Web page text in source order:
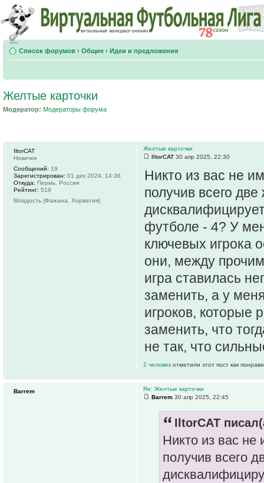
Список форумов ‹ Общие ‹ Идеи и предложения
Желтые карточки
Модератор: Модераторы форума
Желтые карточки
IltorCAT 30 апр 2025, 22:30
Никто из вас не
получив всего
футболе - 4? У
ключевых игрока
они, между
игра ставилась
заменить, а у
игроков, которые
заменить, что
не так, что
2 человек отметили этот пост как
IltorCAT
Новичок
Сообщений: 19
Зарегистрирован: 01 дек 2024, 14:36
Откуда: Пермь, Россия
Рейтинг: 519
Младость (Фажана, Хорватия)
Re: Желтые карточки
Barrem 30 апр 2025, 22:45
IltorCAT
Никто из вас не
получив всего
Barrem